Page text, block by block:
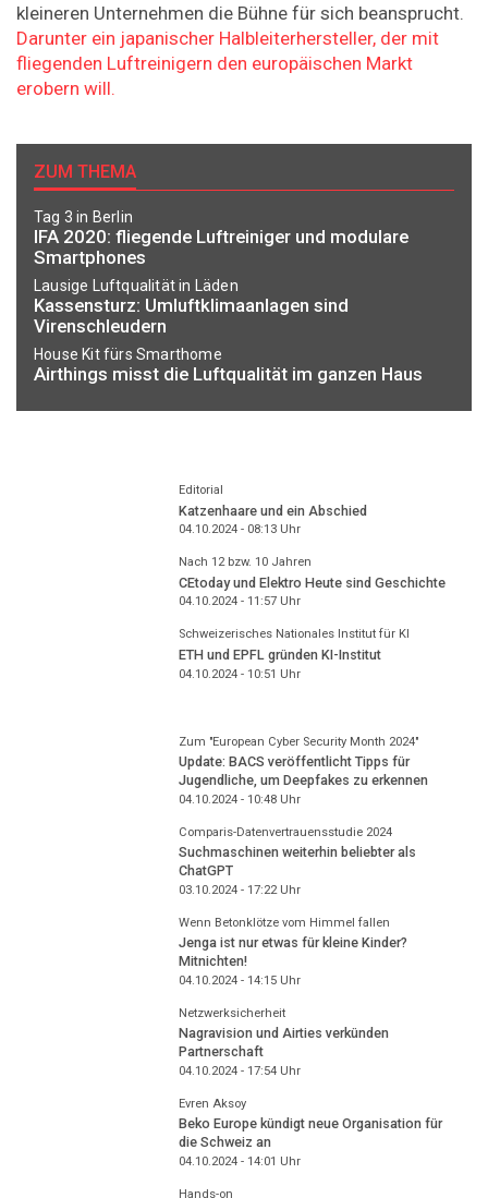
kleineren Unternehmen die Bühne für sich beansprucht.
Darunter ein japanischer Halbleiterhersteller, der mit
fliegenden Luftreinigern den europäischen Markt
erobern will.
ZUM THEMA
Tag 3 in Berlin
IFA 2020: fliegende Luftreiniger und modulare
Smartphones
Lausige Luftqualität in Läden
Kassensturz: Umluftklimaanlagen sind
Virenschleudern
House Kit fürs Smarthome
Airthings misst die Luftqualität im ganzen Haus
Editorial
Katzenhaare und ein Abschied
04.10.2024 - 08:13Uhr
Nach 12 bzw. 10 Jahren
CEtoday und Elektro Heute sind Geschichte
04.10.2024 - 11:57Uhr
Schweizerisches Nationales Institut für KI
ETH und EPFL gründen KI-Institut
04.10.2024 - 10:51 Uhr
Zum "European Cyber Security Month 2024"
Update: BACS veröffentlicht Tipps für
Jugendliche, um Deepfakes zu erkennen
04.10.2024 - 10:48Uhr
Comparis-Datenvertrauensstudie 2024
Suchmaschinen weiterhin beliebter als
ChatGPT
03.10.2024 - 17:22Uhr
Wenn Betonklötze vom Himmel fallen
Jenga ist nur etwas für kleine Kinder?
Mitnichten!
04.10.2024 - 14:15Uhr
Netzwerksicherheit
Nagravision und Airties verkünden
Partnerschaft
04.10.2024 - 17:54Uhr
Evren Aksoy
Beko Europe kündigt neue Organisation für
die Schweiz an
04.10.2024 - 14:01 Uhr
Hands-on